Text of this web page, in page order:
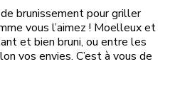
brunissement pour griller
vous l’aimez ! Moelleux et
et bien bruni, ou entre les
vos envies. C’est à vous de